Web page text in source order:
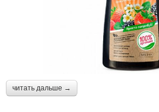
читать дальше →